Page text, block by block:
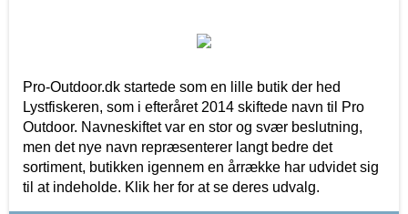
Pro-Outdoor.dk startede som en lille butik der hed
Lystfiskeren, som i efteråret 2014 skiftede navn til Pro
Outdoor. Navneskiftet var en stor og svær beslutning,
men det nye navn repræsenterer langt bedre det
sortiment, butikken igennem en årrække har udvidet sig
til at indeholde. Klik her for at se deres udvalg.